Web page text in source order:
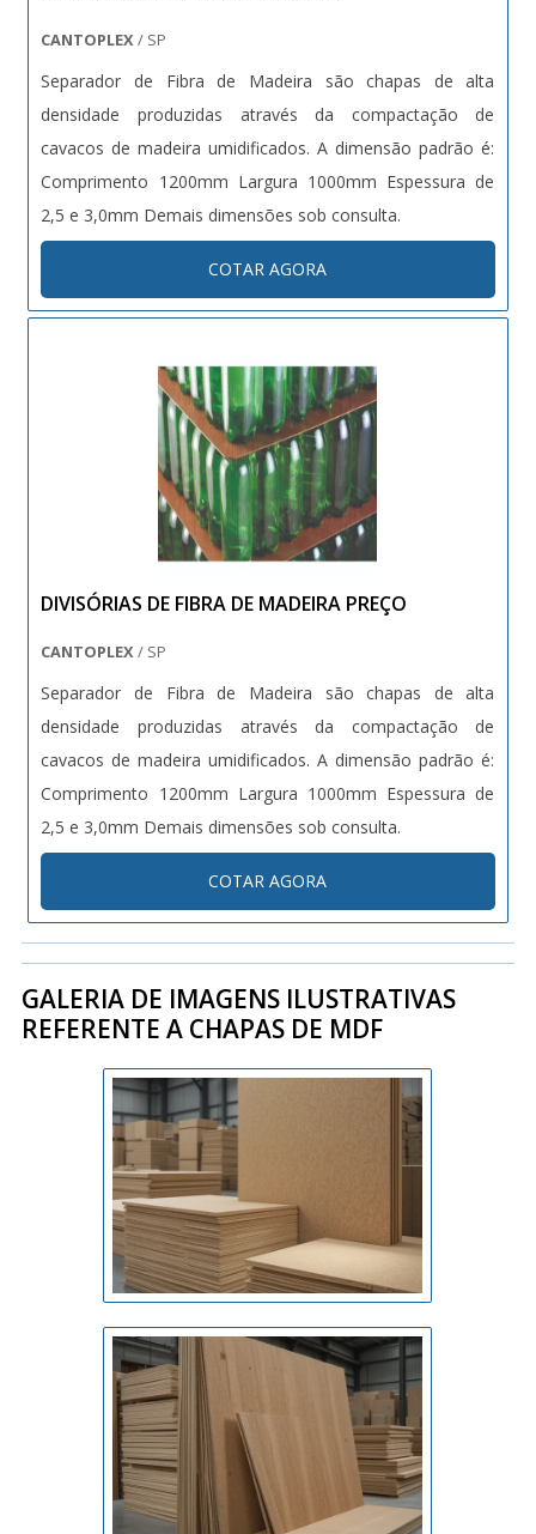
CANTOPLEX/ SP
Separador de Fibra de Madeira são chapas de alta
densidade produzidas através da compactação de
cavacos de madeira umidificados. A dimensão padrão é:
Comprimento 1200mm Largura 1000mm Espessura de
2,5 e 3,0mm Demais dimensões sob consulta.
COTAR AGORA
DIVISÓRIAS DE FIBRA DE MADEIRA PREÇO
CANTOPLEX/ SP
Separador de Fibra de Madeira são chapas de alta
densidade produzidas através da compactação de
cavacos de madeira umidificados. A dimensão padrão é:
Comprimento 1200mm Largura 1000mm Espessura de
2,5 e 3,0mm Demais dimensões sob consulta.
COTAR AGORA
GALERIA DE IMAGENS ILUSTRATIVAS
REFERENTE A CHAPAS DE MDF